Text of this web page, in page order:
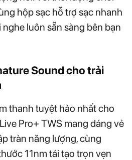
hộp sạc hỗ trợ sạc nhanh
luôn sẵn sàng bên bạn
Sound cho trải
thanh tuyệt hảo nhất cho
Pro+ TWS mang dáng vẻ
tràn năng lượng, cùng
11nm tái tạo trọn vẹn